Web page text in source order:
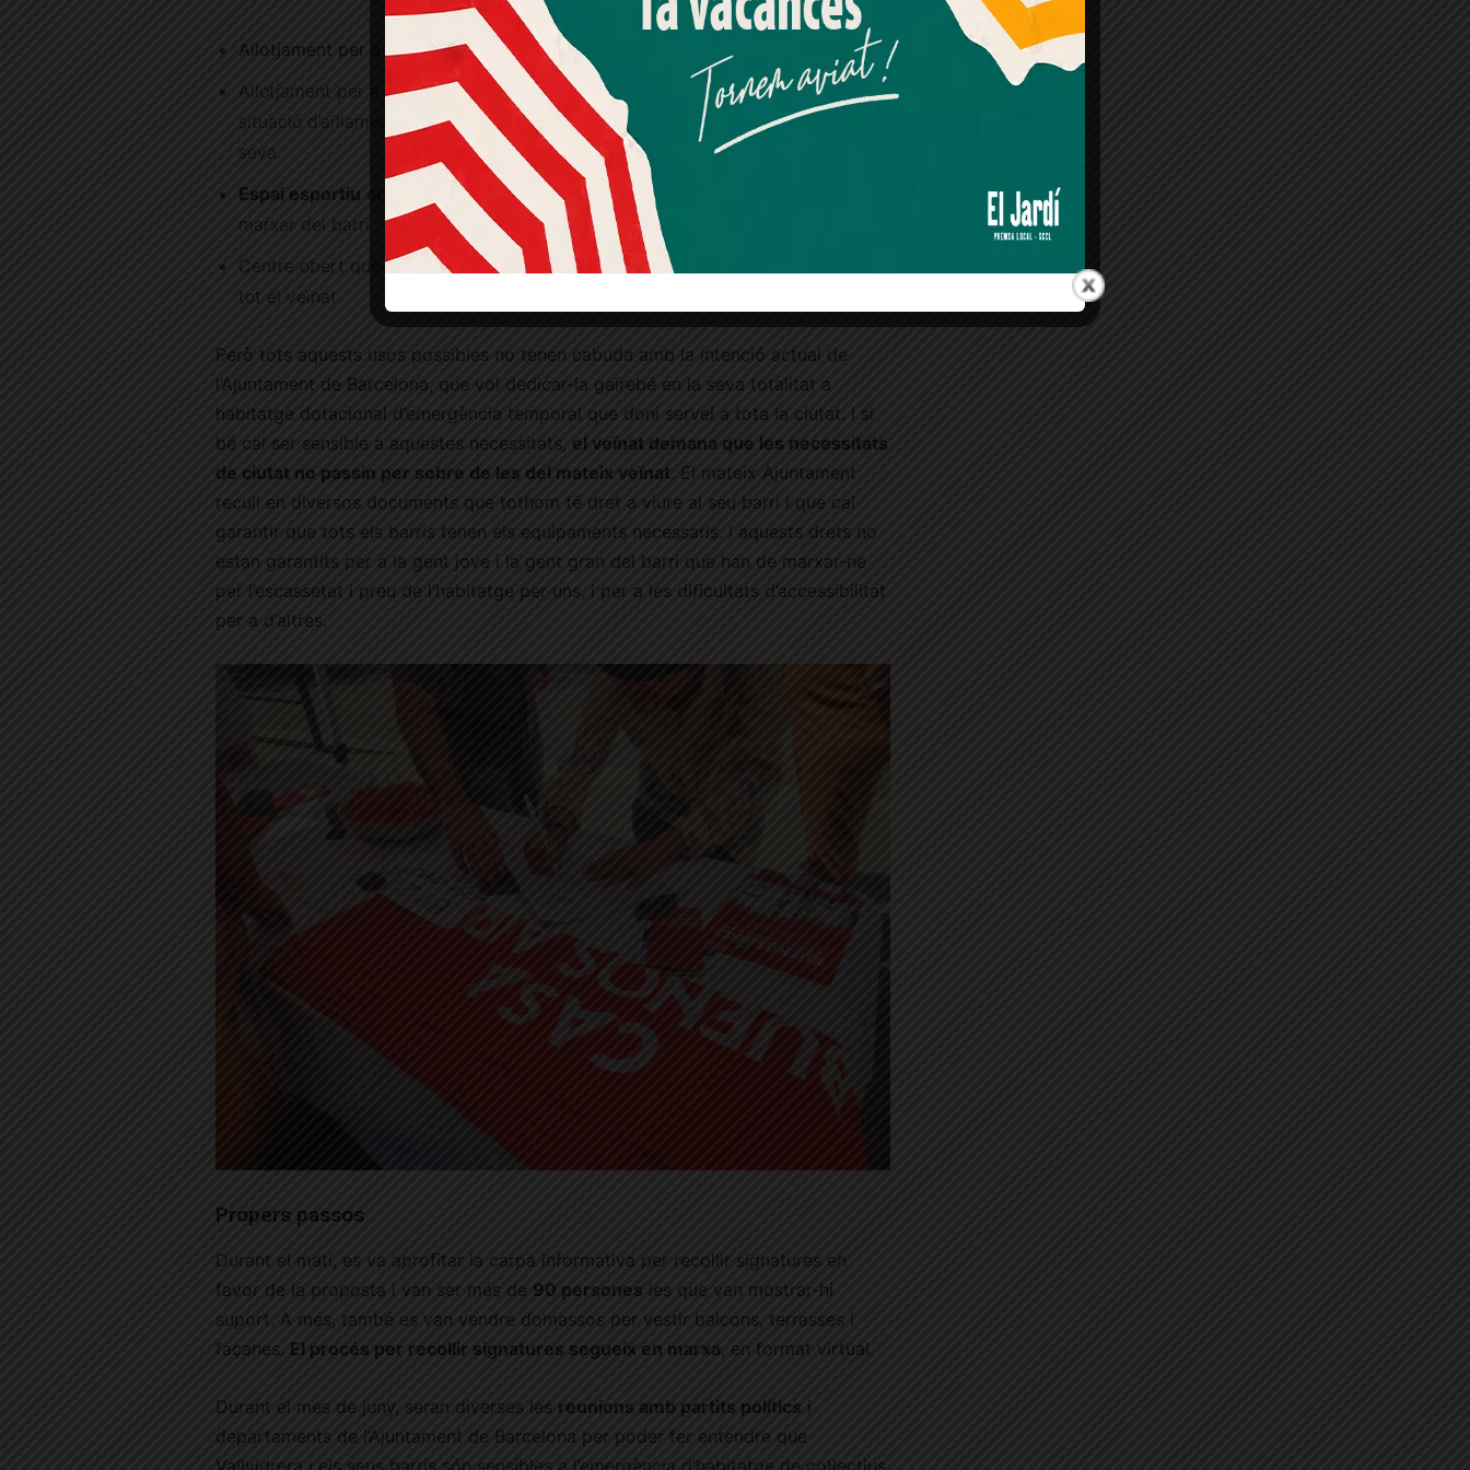
Allotjament per a personesjovesdel barri amb dificultat d’emancipació
Allotjament per a personesgrans
del barri, en especial, aquelles que viuen una
situació d’aïllament per les dificultats arquitectòniques que presenta casa
seva.
Espai esportiu obert al barri, per mantenir-se en forma sense necessitat de
marxar del barri
Centre obert que permeti l’estada diürna de la gent gran
tot el veïnat.
Però tots aquests usos possibles no tenen cabuda amb la intenció actual de
l’Ajuntament de Barcelona, que vol dedicar-la gairebé en la seva totalitat a
habitatge dotacional d’emergència temporal que doni servei a tota la ciutat. I si
bé cal ser sensible a aquestes necessitats, el veïnat demana que les necessitats
de ciutat no passin per sobre de les del mateix veïnat. El mateix Ajuntament
recull en diversos documents que tothom té dret a viure al seu barri i que cal
garantir que tots els barris tenen els equipaments necessaris. I aquests drets no
estan garantits per a la gent jove i la gent gran del barri que han de marxar-ne
per l’escassetat i preu de l’habitatge per uns, i per a les dificultats d’accessibilitat
per a d’altres.
Propers passos
Durant el matí, es va aprofitar la carpa informativa per recollir signatures en
favor de la proposta i van ser més de 90 persones les que van mostrar-hi
suport. A més, també es van vendre domassos per vestir balcons, terrasses i
façanes. El procés per recollir signatures segueix en marxa , en format virtual.
Durant el mes de juny, seran diverses les reunions amb partits polítics i
departaments de l’Ajuntament de Barcelona per poder fer entendre que
Més informació Acceptar Rebutjar tot
Quan l’usuari crea un compte al Diari el Jardí, dona el seu
consentiment explícit per rebre comunicacions
informatives relacionades amb el servei. Aquest
consentiment pot ser revocat en qualsevol moment
mitjançant l’enllaç de baixa present a tots els correus.